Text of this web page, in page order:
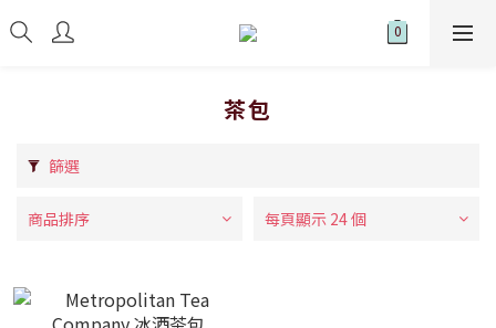
茶包
篩選
商品排序 每頁顯示 24 個